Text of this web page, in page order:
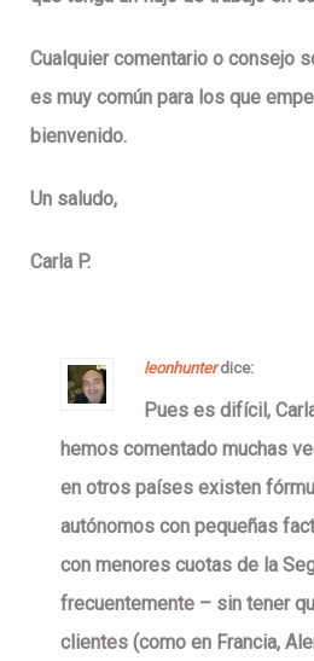
Cualquier comentario o consejo
es muy común para los que
bienvenido.
Un saludo,
Carla P.
leonhunter dice:
Pues es difícil,
hemos comentado muchas
en otros países existen
autónomos con pequeñas
con menores cuotas de la
frecuentemente – sin tener
clientes (como en Francia,